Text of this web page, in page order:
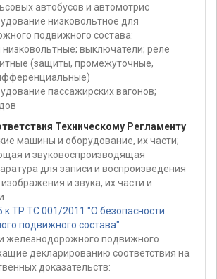
автобусов и автомотрис
низковольтное для
подвижного состава:
выключатели; реле
(защиты, промежуточные,
пассажирских вагонов;
Техническому Регламенту
машины и оборудование, их части;
и звуковоспроизводящая
для записи и воспроизведения
и звука, их части и
ТР ТС 001/2011 "О безопасности
подвижного состава"
железнодорожного подвижного
декларированию соответствия на
доказательств: